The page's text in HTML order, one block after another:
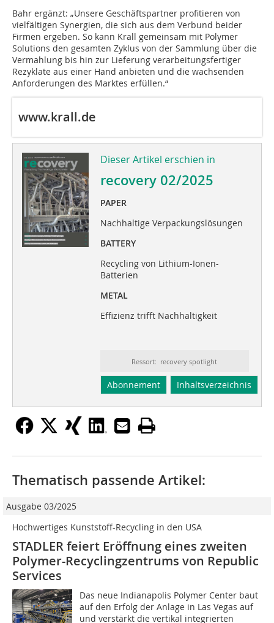
Bahr ergänzt: „Unsere Geschäftspartner profitieren von
vielfältigen Synergien, die sich aus dem Verbund beider
Firmen ergeben. So kann Krall gemeinsam mit Polymer
Solutions den gesamten Zyklus von der Sammlung über die
Vermahlung bis hin zur Lieferung verarbeitungsfertiger
Rezyklate aus einer Hand anbieten und die wachsenden
Anforderungen des Marktes erfüllen.“
www.krall.de
Dieser Artikel erschien in
recovery 02/2025
PAPER
Nachhaltige Verpackungslösungen
BATTERY
Recycling von Lithium-Ionen-
Batterien
METAL
Effizienz trifft Nachhaltigkeit
Ressort: recovery spotlight
Abonnement Inhaltsverzeichnis
Thematisch passende Artikel:
Ausgabe 03/2025
Hochwertiges Kunststoff-Recycling in den USA
STADLER feiert Eröffnung eines zweiten
Polymer-Recyclingzentrums von Republic
Services
Das neue Indianapolis Polymer Center baut
auf den Erfolg der Anlage in Las Vegas auf
und verstärkt die vertikal integrierten